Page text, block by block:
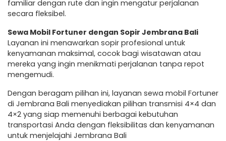
familiar dengan rute dan ingin mengatur perjalanan
secara fleksibel.
Sewa Mobil Fortuner dengan Sopir Jembrana Bali
Layanan ini menawarkan sopir profesional untuk
kenyamanan maksimal, cocok bagi wisatawan atau
mereka yang ingin menikmati perjalanan tanpa repot
mengemudi.
Dengan beragam pilihan ini, layanan sewa mobil Fortuner
di Jembrana Bali menyediakan pilihan transmisi 4×4 dan
4×2 yang siap memenuhi berbagai kebutuhan
transportasi Anda dengan fleksibilitas dan kenyamanan
untuk menjelajahi Jembrana Bali